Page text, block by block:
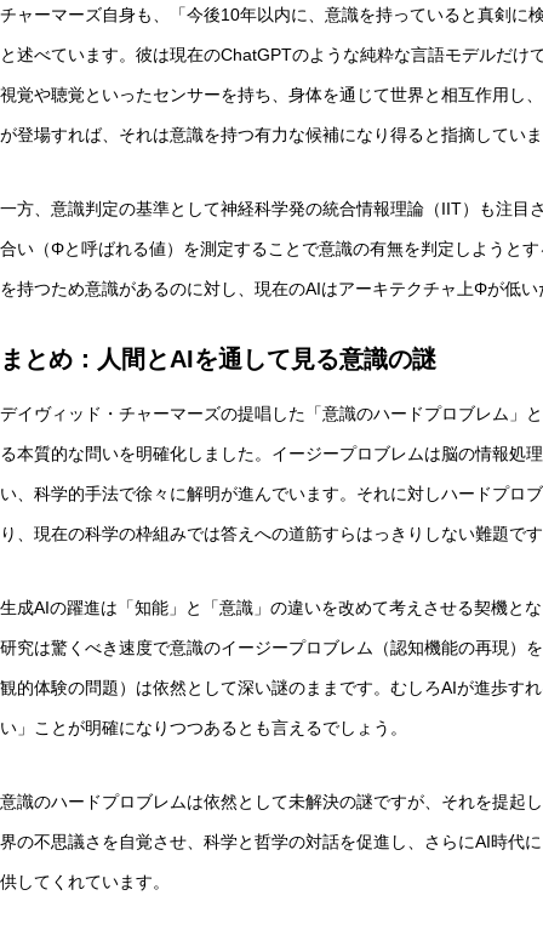
チャーマーズ自身も、「今後10年以内に、意識を持っていると真剣に
と述べています。彼は現在のChatGPTのような純粋な言語モデルだけ
視覚や聴覚といったセンサーを持ち、身体を通じて世界と相互作用し
が登場すれば、それは意識を持つ有力な候補になり得ると指摘してい
一方、意識判定の基準として神経科学発の統合情報理論（IIT）も注目
合い（Φと呼ばれる値）を測定することで意識の有無を判定しようと
を持つため意識があるのに対し、現在のAIはアーキテクチャ上Φが低
まとめ：人間とAIを通して見る意識の謎
デイヴィッド・チャーマーズの提唱した「意識のハードプロブレム」
る本質的な問いを明確化しました。イージープロブレムは脳の情報処
い、科学的手法で徐々に解明が進んでいます。それに対しハードプロ
り、現在の科学の枠組みでは答えへの道筋すらはっきりしない難題で
生成AIの躍進は「知能」と「意識」の違いを改めて考えさせる契機と
研究は驚くべき速度で意識のイージープロブレム（認知機能の再現）
観的体験の問題）は依然として深い謎のままです。むしろAIが進歩す
い」ことが明確になりつつあるとも言えるでしょう。
意識のハードプロブレムは依然として未解決の謎ですが、それを提起
界の不思議さを自覚させ、科学と哲学の対話を促進し、さらにAI時代
供してくれています。